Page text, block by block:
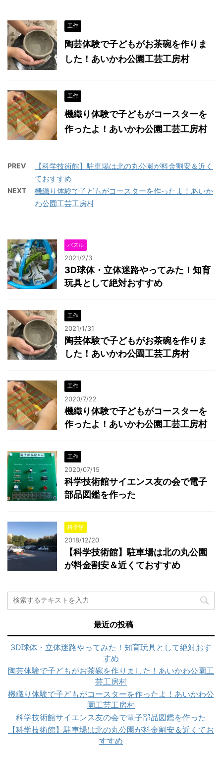
工作
陶芸体験で子どもがお茶碗を作りま
した！あいかわ公園工芸工房村
工作
機織り体験で子どもがコースターを
作ったよ！あいかわ公園工芸工房村
PREV
【科学技術館】駐車場は北の丸公園が料金割安＆近く
ておすすめ
NEXT
機織り体験で子どもがコースターを作ったよ！あいか
わ公園工芸工房村
パズル
2021/2/3
3D球体・立体迷路やってみた！知育
玩具として絶対おすすめ
工作
2021/1/31
陶芸体験で子どもがお茶碗を作りま
した！あいかわ公園工芸工房村
工作
2020/7/22
機織り体験で子どもがコースターを
作ったよ！あいかわ公園工芸工房村
工作
2020/07/15
科学技術館サイエンス友の会で電子
部品図鑑を作った
科学館
2018/12/20
【科学技術館】駐車場は北の丸公園
が料金割安＆近くておすすめ
最近の投稿
3D球体・立体迷路やってみた！知育玩具として絶対おす
すめ
陶芸体験で子どもがお茶碗を作りました！あいかわ公園工
芸工房村
機織り体験で子どもがコースターを作ったよ！あいかわ公
園工芸工房村
科学技術館サイエンス友の会で電子部品図鑑を作った
【科学技術館】駐車場は北の丸公園が料金割安＆近くてお
すすめ